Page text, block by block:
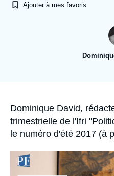
Se
Ajouter à mes favoris
Accroche
Dominique David,
trimestrielle de l'Ifri
le numéro d'été 2017 (à
Image
principale